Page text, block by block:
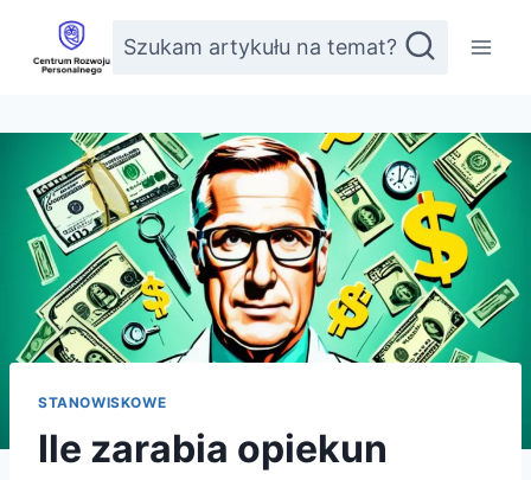
Przejdź
treści
Szukam artykułu na temat?
STANOWISKOWE
Ile zarabia opiekun